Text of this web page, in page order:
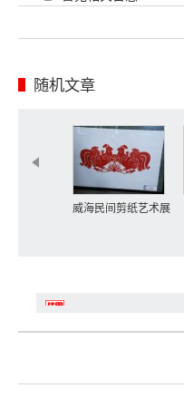
随机文章
威海民间剪纸艺术展